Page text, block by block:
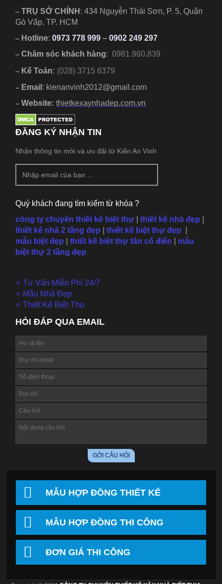
– TRỤ SỞ CHÍNH :434 Nguyễn Thái Sơn, P. 5, Quận
Gò Vấp, TP. HCM
– Hotline: 0973 778 999 –0902 249 297
– Chăm sóc khách hàng: 0981.960.839
– Kế Toán: (028) 3715 6379
– Email : kienanvinh2012@gmail.com
– Website:thietkexaynhadep.com.vn
ĐĂNG KÝ NHẬN TIN
Nhận thông tin mới và ưu đãi từ Kiến An Vinh
Quý khách đang tìm kiếm từ khóa ?
công ty chuyên thiết kế biệt thự |thiết kế nhà đẹp
thiết kế nhà 2 tầng đẹp
thiết kế biệt thự đẹp
mẫu biệt đẹp thiết kế biệt thự tân cổ điển
mẫu
biệt thự 2 tầng đẹp
⭐ Tư Vấn Miễn Phí 24/7
⭐ Mẫu Nhà Đẹp
⭐ Thiết Kế Biệt Thự
HỎI ĐÁP QUA EMAIL
MẪU HỢP ĐỒNG THIẾT KẾ
MẪU HỢP ĐỒNG THI CÔNG
ĐƠN GIÁ THI CÔNG